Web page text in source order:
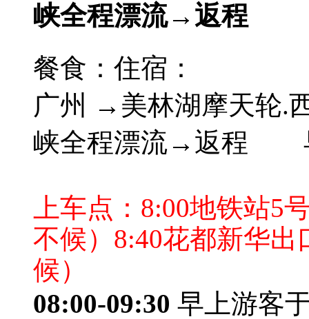
峡全程漂流→返程
餐食： 住宿：
广州 →美林湖摩天轮.
峡全程漂流→返程 早
上车点：8:00地铁站5
不候）8:40花都新华
候）
08:00-09:30 早上游客